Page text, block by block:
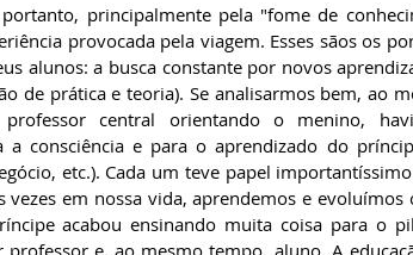
principalmente pela "fome de
provocada pela viagem. Esses sãos os
alunos: a busca constante por novos
de prática e teoria). Se analisarmos bem, ao
central orientando o menino,
a consciência e para o aprendizado do
etc.). Cada um teve papel
vezes em nossa vida, aprendemos e
acabou ensinando muita coisa para o
professor e, ao mesmo tempo, aluno. A